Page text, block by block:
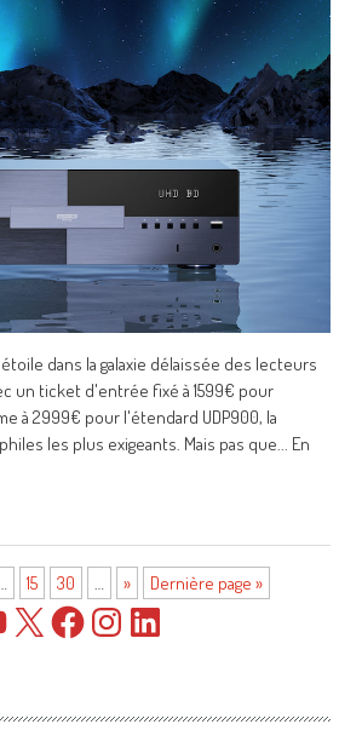
dans la galaxie délaissée des lecteurs
un ticket d'entrée fixé à 1599€ pour
à 2999€ pour l'étendard UDP900, la
les plus exigeants. Mais pas que... En
15 30 … » Dernière page »
FacebookInstagramLinkedIn